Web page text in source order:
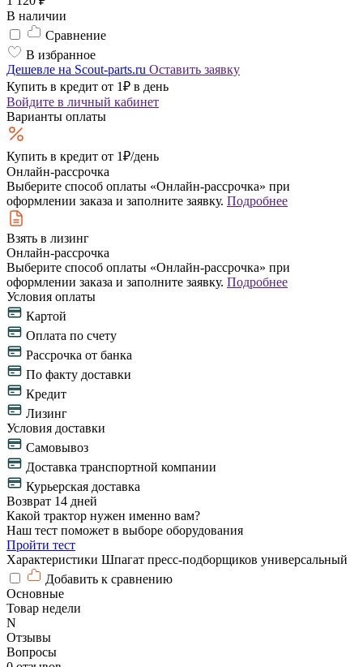
В наличии
Сравнение
В избранное
Дешевле на Scout-parts.ru Оставить заявку
Купить в кредит от 1₽ в день
Войдите в личный кабинет
Варианты оплаты
Купить в кредит от 1₽/день
Онлайн-рассрочка
Выберите способ оплаты «Онлайн-рассрочка» при
оформлении заказа и заполните заявку. Подробнее
Взять в лизинг
Онлайн-рассрочка
Выберите способ оплаты «Онлайн-рассрочка» при
оформлении заказа и заполните заявку. Подробнее
Условия оплаты
Картой
Оплата по счету
Рассрочка от банка
По факту доставки
Кредит
Лизинг
Условия доставки
Самовывоз
Доставка транспортной компании
Курьерская доставка
Возврат 14 дней
Какой трактор нужен именно вам?
Наш тест поможет в выборе оборудования
Пройти тест
Характеристики Шпагат пресс-подборщиков универсальный
Добавить к сравнению
Основные
Товар недели
N
Отзывы
Вопросы